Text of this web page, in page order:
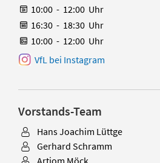
10:00 - 12:00 Uhr
16:30 - 18:30 Uhr
10:00 - 12:00 Uhr
VfL bei Instagram
Vorstands-Team
Hans Joachim Lüttge
Gerhard Schramm
Artjom Möck